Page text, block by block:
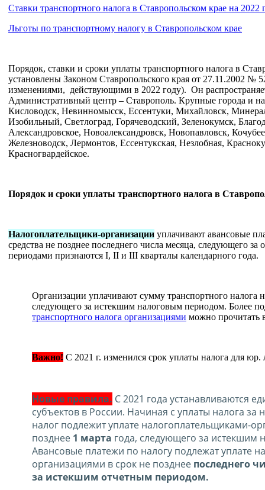
Ставки транспортного налога в Ставропольском крае на 2022
Льготы по транспортному налогу в Ставропольском крае
Порядок, ставки и сроки уплаты транспортного налога в
установлены Законом Ставропольского края от 27.11.2002 №
изменениями, действующими в 2022 году). Он
Административный центр – Ставрополь. Крупные города и
Кисловодск, Невинномысск, Ессентуки, Михайловск,
Изобильный, Светлоград, Горячеводский, Зеленокумск,
Александровское, Новоалександровск, Новопавловск,
Железноводск, Лермонтов, Ессентукская, Незлобная,
Красногвардейское.
Порядок и сроки уплаты транспортного налога в
Налогоплательщики-организации уплачивают авансовые
средства не позднее последнего числа месяца, следующего
периодами признаются I, II и III кварталы календарного года.
Организации уплачивают сумму транспортного налога
следующего за истекшим налоговым периодом. Более
транспортного налога организациями можно прочитать
Важно! С 2021 г. изменился срок уплаты налога для юр.
Новые правила. С 2021 года устанавливаются
субъектов в России. Начиная с уплаты налога за
налог подлежит уплате налогоплательщиками-
позднее 1 марта года, следующего за истекшим
Авансовые платежи по налогу подлежат уплате
организациями в срок не позднее последнего
за истекшим отчетным периодом.